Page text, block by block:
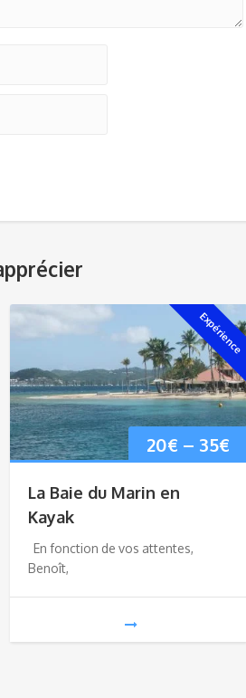
Expérience
20€ – 35€
La Baie du Marin en
Kayak
En fonction de vos attentes,
Benoît,